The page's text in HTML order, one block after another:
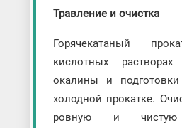
Травление и очистка
Горячекатаный
кислотных
окалины и
холодной прокатке.
ровную и чистую